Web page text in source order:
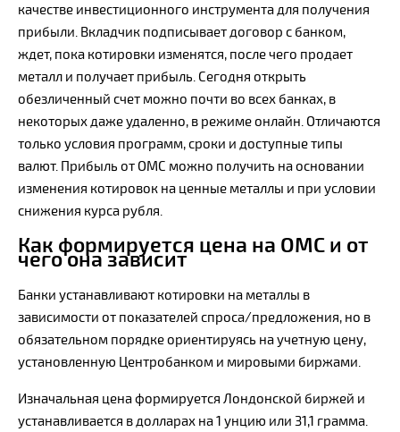
качестве инвестиционного инструмента для получения
прибыли. Вкладчик подписывает договор с банком,
ждет, пока котировки изменятся, после чего продает
металл и получает прибыль. Сегодня открыть
обезличенный счет можно почти во всех банках, в
некоторых даже удаленно, в режиме онлайн. Отличаются
только условия программ, сроки и доступные типы
валют. Прибыль от ОМС можно получить на основании
изменения котировок на ценные металлы и при условии
снижения курса рубля.
Как формируется цена на ОМС и от
чего она зависит
Банки устанавливают котировки на металлы в
зависимости от показателей спроса/предложения, но в
обязательном порядке ориентируясь на учетную цену,
установленную Центробанком и мировыми биржами.
Изначальная цена формируется Лондонской биржей и
устанавливается в долларах на 1 унцию или 31,1 грамма.